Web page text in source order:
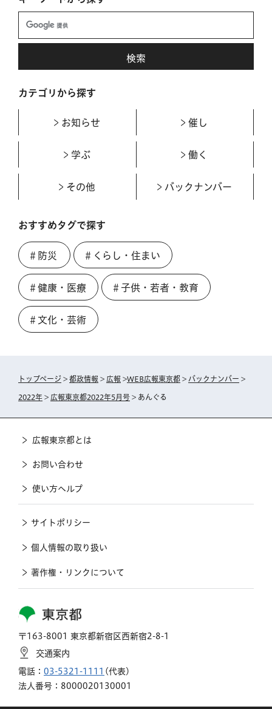
カテゴリから探す
お知らせ 催し
学ぶ 働く
その他 バックナンバー
おすすめタグで探す
＃防災 ＃くらし・住まい
＃健康・医療 ＃子供・若者・教育
＃文化・芸術
トップページ > 都政情報 > 広報 >WEB広報東京都 > バックナンバー >
2022年 > 広報東京都2022年5月号 > あんぐる
東京都
〒163-8001 東京都新宿区西新宿2-8-1
交通案内
電話： 03-5321-1111 (代表)
法人番号：8000020130001
広報東京都とは
お問い合わせ
使い方ヘルプ
サイトポリシー
個人情報の取り扱い
著作権・リンクについて